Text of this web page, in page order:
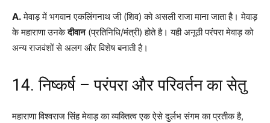
A.मेवाड़ में भगवान एकलिंगनाथ जी (शिव) को असली राजा माना जाता है। मेवाड़
के महाराणा उनकेदीवान(प्रतिनिधि/मंत्री) होते है। यही अनूठी परंपरा मेवाड़ को
अन्य राजवंशों से अलग और विशेष बनाती है।
14. निष्कर्ष – परंपरा और परिवर्तन का सेतु
महाराणा विश्वराज सिंह मेवाड़ का व्यक्तित्व एक ऐसे दुर्लभ संगम का प्रतीक है,